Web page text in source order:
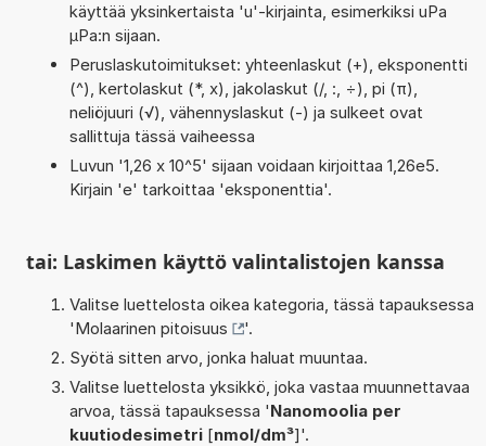
käyttää yksinkertaista 'u'-kirjainta, esimerkiksi uPa
µPa:n sijaan.
Peruslaskutoimitukset: yhteenlaskut (+), eksponentti
(^), kertolaskut (*, x), jakolaskut (/, :, ÷), pi (π),
neliöjuuri (√), vähennyslaskut (-) ja sulkeet ovat
sallittuja tässä vaiheessa
Luvun '1,26 x 10^5' sijaan voidaan kirjoittaa 1,26e5.
Kirjain 'e' tarkoittaa 'eksponenttia'.
tai: Laskimen käyttö valintalistojen kanssa
Valitse luettelosta oikea kategoria, tässä tapauksessa
'Molaarinen pitoisuus
'.
Syötä sitten arvo, jonka haluat muuntaa.
Valitse luettelosta yksikkö, joka vastaa muunnettavaa
arvoa, tässä tapauksessa 'Nanomoolia per
kuutiodesimetri[nmol/dm³]'.